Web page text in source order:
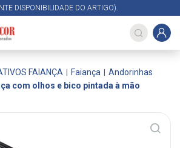
DISPONIBILIDADE DO ARTIGO).
FAIANÇA Faiança
Andorinhas
com olhos e bico pintada à mão